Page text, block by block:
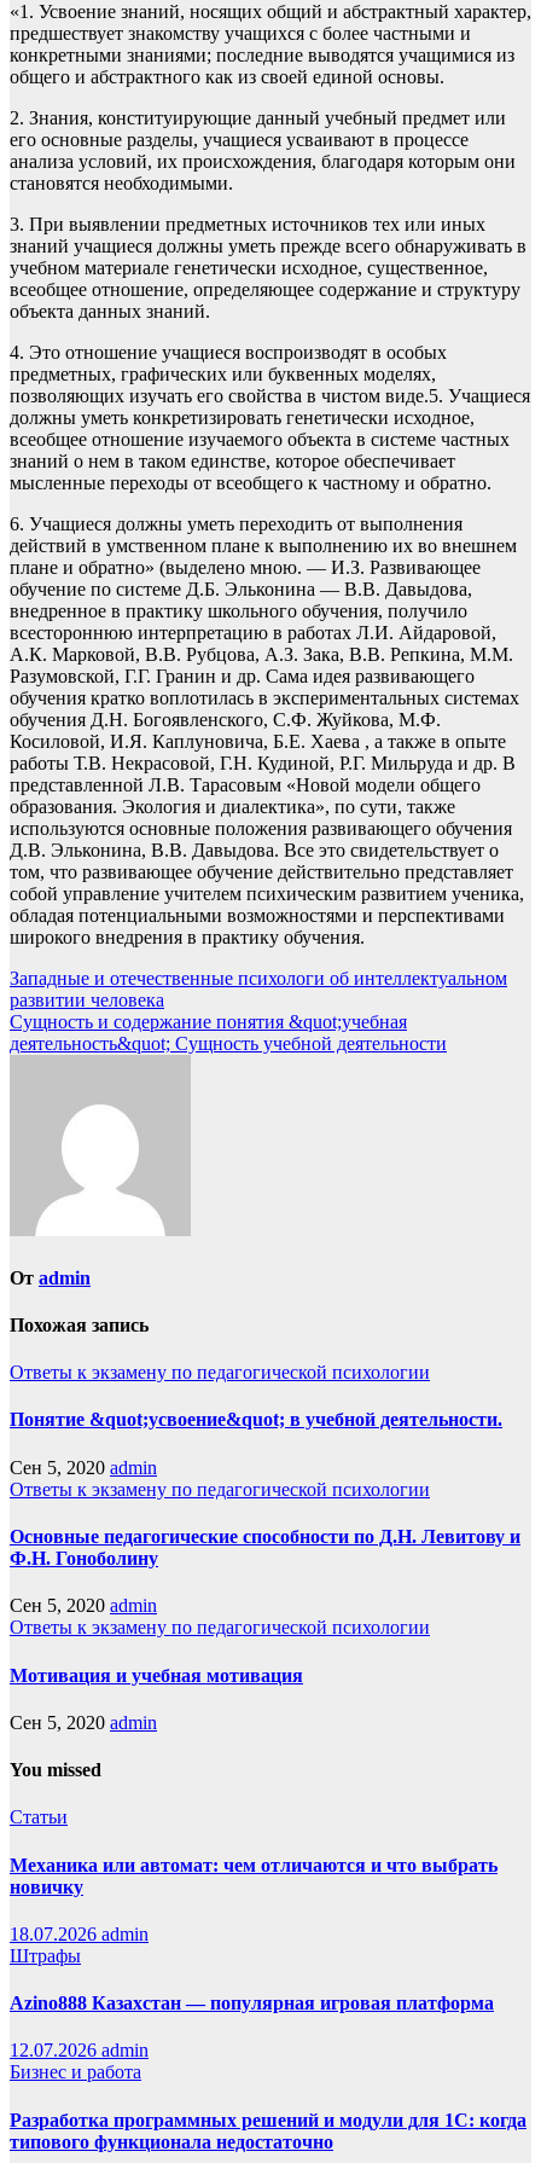
«1. Усвоение знаний, носящих общий и абстрактный характер,
предшествует знакомству учащихся с более частными и
конкретными знаниями; последние выводятся учащимися из
общего и абстрактного как из своей единой основы.
2. Знания, конституирующие данный учебный предмет или
его основные разделы, учащиеся усваивают в процессе
анализа условий, их происхождения, благодаря которым они
становятся необходимыми.
3. При выявлении предметных источников тех или иных
знаний учащиеся должны уметь прежде всего обнаруживать в
учебном материале генетически исходное, существенное,
всеобщее отношение, определяющее содержание и структуру
объекта данных знаний.
4. Это отношение учащиеся воспроизводят в особых
предметных, графических или буквенных моделях,
позволяющих изучать его свойства в чистом виде.5. Учащиеся
должны уметь конкретизировать генетически исходное,
всеобщее отношение изучаемого объекта в системе частных
знаний о нем в таком единстве, которое обеспечивает
мысленные переходы от всеобщего к частному и обратно.
6. Учащиеся должны уметь переходить от выполнения
действий в умственном плане к выполнению их во внешнем
плане и обратно» (выделено мною. — И.З. Развивающее
обучение по системе Д.Б. Эльконина — В.В. Давыдова,
внедренное в практику школьного обучения, получило
всестороннюю интерпретацию в работах Л.И. Айдаровой,
А.К. Марковой, В.В. Рубцова, А.З. Зака, В.В. Репкина, М.М.
Разумовской, Г.Г. Гранин и др. Сама идея развивающего
обучения кратко воплотилась в экспериментальных системах
обучения Д.Н. Богоявленского, С.Ф. Жуйкова, М.Ф.
Косиловой, И.Я. Каплуновича, Б.Е. Хаева , а также в опыте
работы Т.В. Некрасовой, Г.Н. Кудиной, Р.Г. Мильруда и др. В
представленной Л.В. Тарасовым «Новой модели общего
образования. Экология и диалектика», по сути, также
используются основные положения развивающего обучения
Д.В. Эльконина, В.В. Давыдова. Все это свидетельствует о
том, что развивающее обучение действительно представляет
собой управление учителем психическим развитием ученика,
обладая потенциальными возможностями и перспективами
широкого внедрения в практику обучения.
Навигация
по
записям
Западные и отечественные психологи об интеллектуальном
развитии человека
Сущность и содержание понятия &quot;учебная
деятельность&quot; Сущность учебной деятельности
От admin
Похожая запись
Ответы к экзамену по педагогической психологии
Понятие &quot;усвоение&quot; в учебной деятельности.
Сен 5, 2020 admin
Ответы к экзамену по педагогической психологии
Основные педагогические способности по Д.Н. Левитову и
Ф.Н. Гоноболину
Сен 5, 2020 admin
Ответы к экзамену по педагогической психологии
Мотивация и учебная мотивация
Сен 5, 2020 admin
You missed
Статьи
Механика или автомат: чем отличаются и что выбрать
новичку
18.07.2026 admin
Штрафы
Azino888 Казахстан — популярная игровая платформа
12.07.2026 admin
Бизнес и работа
Разработка программных решений и модули для 1С: когда
типового функционала недостаточно